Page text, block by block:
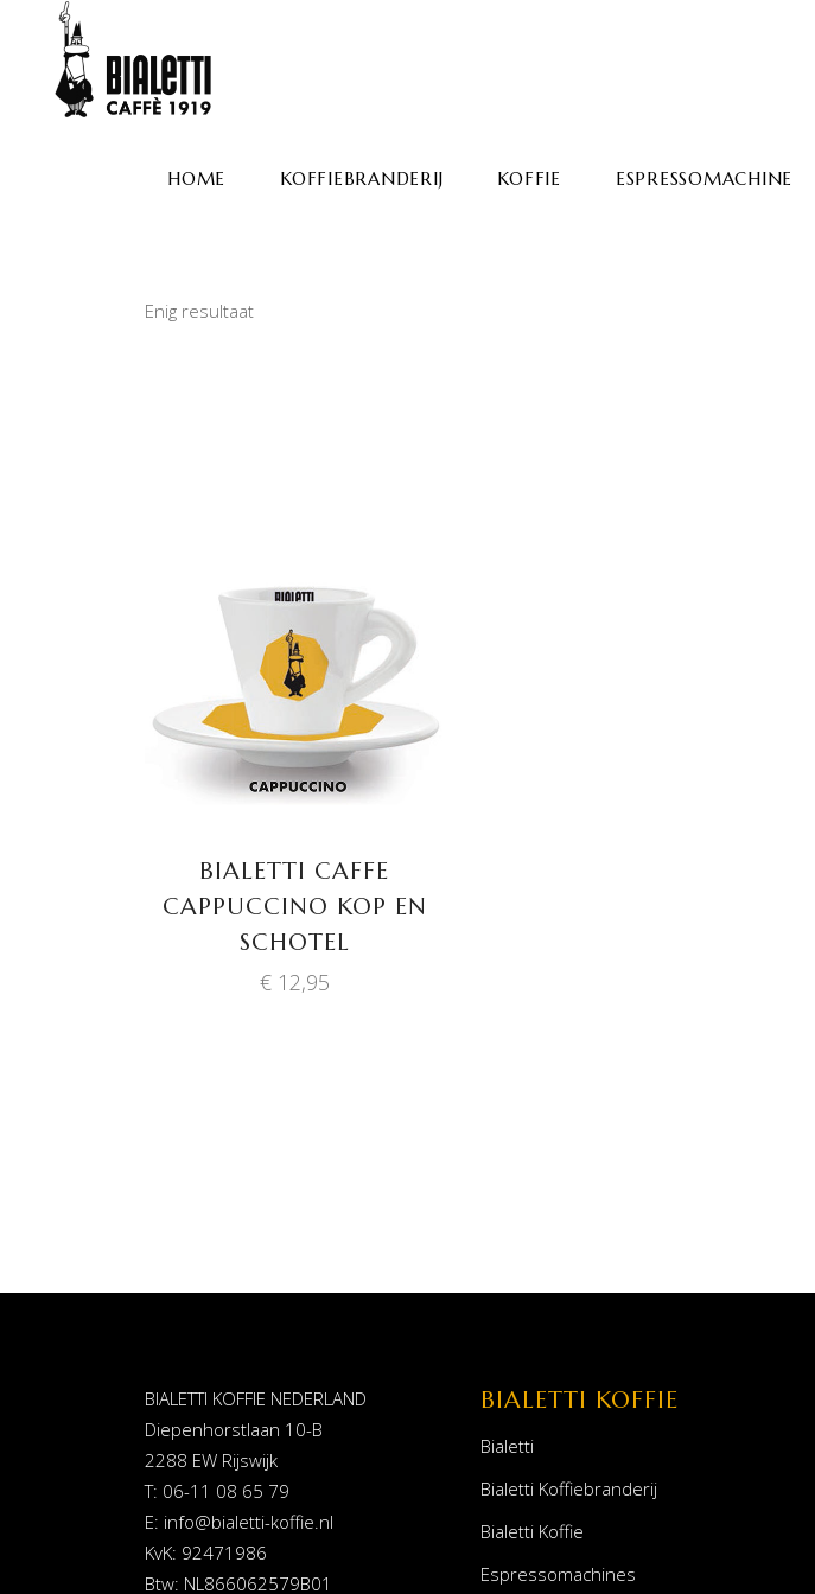
HOME KOFFIEBRANDERIJ KOFFIE ESPRESSOMACHINE
Enig resultaat
TOEVOEGEN AAN
WINKELWAGEN
BIALETTI CAFFE
CAPPUCCINO KOP EN
SCHOTEL
€12,95
BIALETTI KOFFIE NEDERLAND
Diepenhorstlaan 10-B
2288 EW Rijswijk
T: 06-11 08 65 79
E: info@bialetti-koffie.nl
KvK: 92471986
Btw: NL866062579B01
BIALETTI KOFFIE
Bialetti
Bialetti Koffiebranderij
Bialetti Koffie
Espressomachines